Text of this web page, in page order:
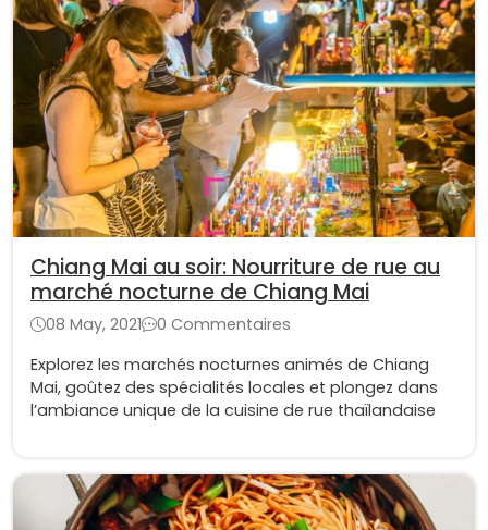
Chiang Mai au soir: Nourriture de rue au
marché nocturne de Chiang Mai
08 May, 2021
0 Commentaires
Explorez les marchés nocturnes animés de Chiang
Mai, goûtez des spécialités locales et plongez dans
l’ambiance unique de la cuisine de rue thaïlandaise